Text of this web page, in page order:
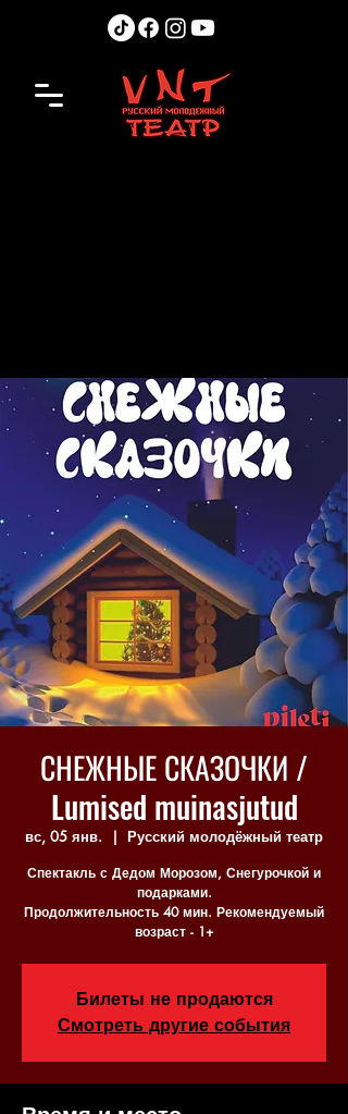
СНЕЖНЫЕ СКАЗОЧКИ /
Lumised muinasjutud
вс, 05 янв.
  |
Русский молодёжный театр
Спектакль с Дедом Морозом, Снегурочкой и
подарками.
Продолжительность 40 мин. Рекомендуемый
возраст - 1+
Билеты не продаются
Смотреть другие события